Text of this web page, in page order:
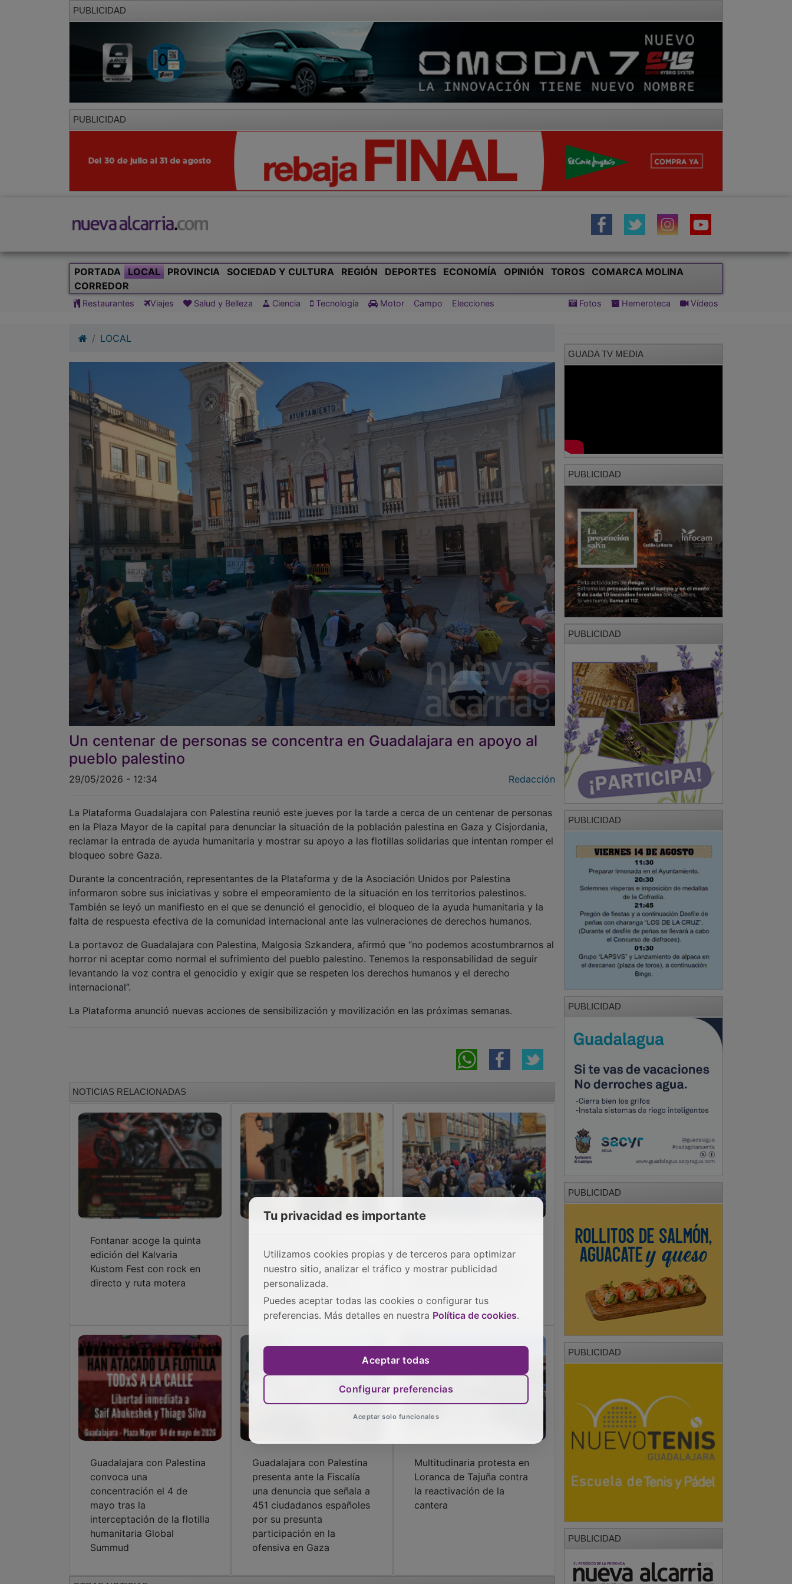
PUBLICIDAD
PUBLICIDAD
PORTADA LOCAL PROVINCIA SOCIEDAD Y CULTURA REGIÓN DEPORTES ECONOMÍA OPINIÓN TOROS
COMARCA MOLINA
CORREDOR
Restaurantes Viajes Salud y Belleza Ciencia Tecnología Motor Campo Elecciones Fotos Hemeroteca Vídeos
LOCAL
Un centenar de personas se concentra en Guadalajara en apoyo al
pueblo palestino
29/05/2026 - 12:34 Redacción
La Plataforma Guadalajara con Palestina reunió este jueves por la tarde a cerca de un centenar de personas
en la Plaza Mayor de la capital para denunciar la situación de la población palestina en Gaza y Cisjordania,
reclamar la entrada de ayuda humanitaria y mostrar su apoyo a las flotillas solidarias que intentan romper el
bloqueo sobre Gaza.
Durante la concentración, representantes de la Plataforma y de la Asociación Unidos por Palestina
informaron sobre sus iniciativas y sobre el empeoramiento de la situación en los territorios palestinos.
También se leyó un manifiesto en el que se denunció el genocidio, el bloqueo de la ayuda humanitaria y la
falta de respuesta efectiva de la comunidad internacional ante las vulneraciones de derechos humanos.
La portavoz de Guadalajara con Palestina, Malgosia Szkandera, afirmó que “no podemos acostumbrarnos al
horror ni aceptar como normal el sufrimiento del pueblo palestino. Tenemos la responsabilidad de seguir
levantando la voz contra el genocidio y exigir que se respeten los derechos humanos y el derecho
internacional”.
La Plataforma anunció nuevas acciones de sensibilización y movilización en las próximas semanas.
NOTICIAS RELACIONADAS
Fontanar acoge la quinta
edición del Kalvaria
Kustom Fest con rock en
directo y ruta motera
tradición se preparan para
la VIII Concentración
Motera ICE RIDERS en
Molina de Aragón
protestan frente al
Ayuntamiento contra el
Guadalajara con Palestina
convoca una
concentración el 4 de
mayo tras la
interceptación de la flotilla
humanitaria Global
Summud
Guadalajara con Palestina
presenta ante la Fiscalía
una denuncia que señala a
451 ciudadanos españoles
por su presunta
participación en la
ofensiva en Gaza
Multitudinaria protesta en
Loranca de Tajuña contra
la reactivación de la
cantera
GUADA TV MEDIA
PUBLICIDAD
PUBLICIDAD
PUBLICIDAD
PUBLICIDAD
PUBLICIDAD
PUBLICIDAD
PUBLICIDAD
Tu privacidad es importante
Utilizamos cookies propias y de terceros para optimizar
nuestro sitio, analizar el tráfico y mostrar publicidad
personalizada.
Puedes aceptar todas las cookies o configurar tus
preferencias. Más detalles en nuestra Política de cookies.
Aceptar todas
Configurar preferencias
Aceptar solo funcionales